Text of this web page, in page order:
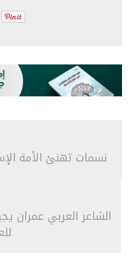
نسمات تهنئ الأمة
الشاعر العربي عمران